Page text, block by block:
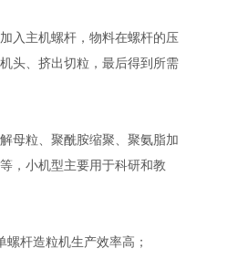
入主机螺杆，物料在螺杆的压
头、挤出切粒，最后得到所需
母粒、聚酰胺缩聚、聚氨脂加
，小机型主要用于科研和教
杆造粒机生产效率高；